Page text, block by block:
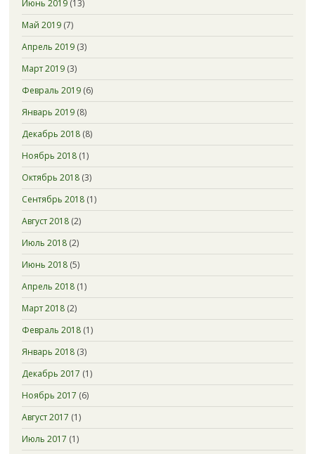
Июнь 2019(13)
Май 2019(7)
Апрель 2019(3)
Март 2019(3)
Февраль 2019(6)
Январь 2019(8)
Декабрь 2018(8)
Ноябрь 2018(1)
Октябрь 2018(3)
Сентябрь 2018(1)
Август 2018(2)
Июль 2018(2)
Июнь 2018(5)
Апрель 2018(1)
Март 2018(2)
Февраль 2018(1)
Январь 2018(3)
Декабрь 2017 (1)
Ноябрь 2017 (6)
Август 2017 (1)
Июль 2017 (1)